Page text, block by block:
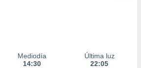
Mediodía
14:30
Última luz
22:05